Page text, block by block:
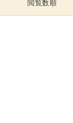
閲覧数順